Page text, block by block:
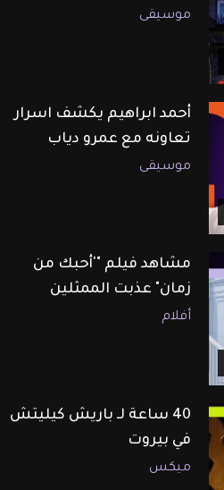
موسيقى
أحمد ابراهيم يكشف اسرار
تعاونه مع عمرو دياب
موسيقى
مشاهد فيلم "'أحبك من
زمان" عذبت الممثلين
أفلام
40 ساعة لـ باريش كيليتش
في بيروت
ميكس